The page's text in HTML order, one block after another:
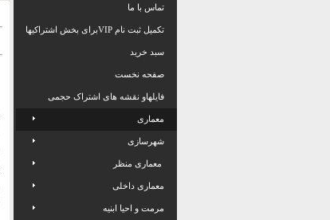
تماس با ما
تکمیل ثبت نام VIPبرای بخش اشتراکیها
سبد خرید
صفحه نخست
فایلهاو نقشه های اشتراک حجمی
معماری
شهرسازی
معماری منظر
معماری داخلی
مرمت و احیا ابنیه